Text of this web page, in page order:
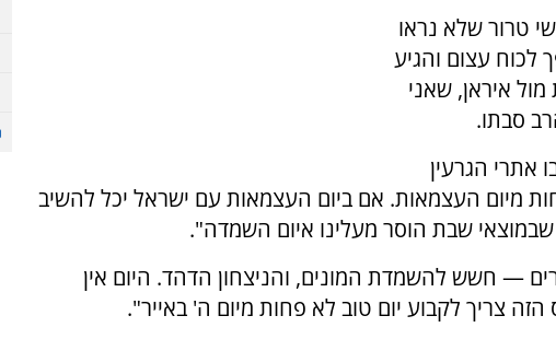
טרור שלא נראו
עצום והגיע
איראן, שאני
סבתו.
אתרי הגרעין
מיום העצמאות. אם ביום העצמאות עם ישראל יכל להשיב
שבת הוסר מעלינו איום השמדה".
— חשש להשמדת המונים, והניצחון הדהד. היום אין
צריך לקבוע יום טוב לא פחות מיום ה' באייר".